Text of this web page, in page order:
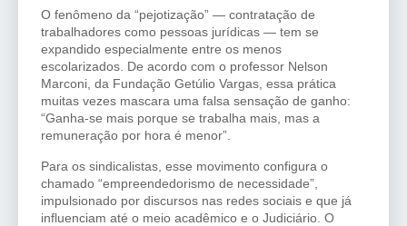
O fenômeno da “pejotização” — contratação de
trabalhadores como pessoas jurídicas — tem se
expandido especialmente entre os menos
escolarizados. De acordo com o professor Nelson
Marconi, da Fundação Getúlio Vargas, essa prática
muitas vezes mascara uma falsa sensação de ganho:
“Ganha-se mais porque se trabalha mais, mas a
remuneração por hora é menor”.
Para os sindicalistas, esse movimento configura o
chamado “empreendedorismo de necessidade”,
impulsionado por discursos nas redes sociais e que já
influenciam até o meio acadêmico e o Judiciário. O